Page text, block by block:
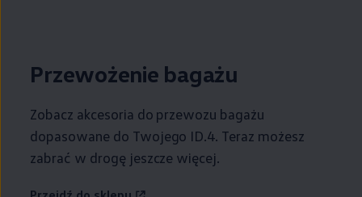
Przewożenie bagażu
Zobacz akcesoria do przewozu bagażu
dopasowane do Twojego ID.4. Teraz możesz
zabrać w drogę jeszcze więcej.